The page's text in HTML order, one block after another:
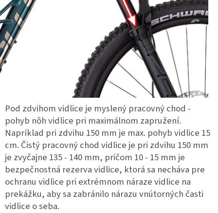
Pod zdvihom vidlice je myslený pracovný chod -
pohyb nôh vidlice pri maximálnom zapružení.
Napríklad pri zdvihu 150 mm je max. pohyb vidlice 15
cm. Čistý pracovný chod vidlice je pri zdvihu 150 mm
je zvyčajne 135 - 140 mm, pričom 10 - 15 mm je
bezpečnostná rezerva vidlice, ktorá sa necháva pre
ochranu vidlice pri extrémnom náraze vidlice na
prekážku, aby sa zabránilo nárazu vnútorných časti
vidlice o seba.